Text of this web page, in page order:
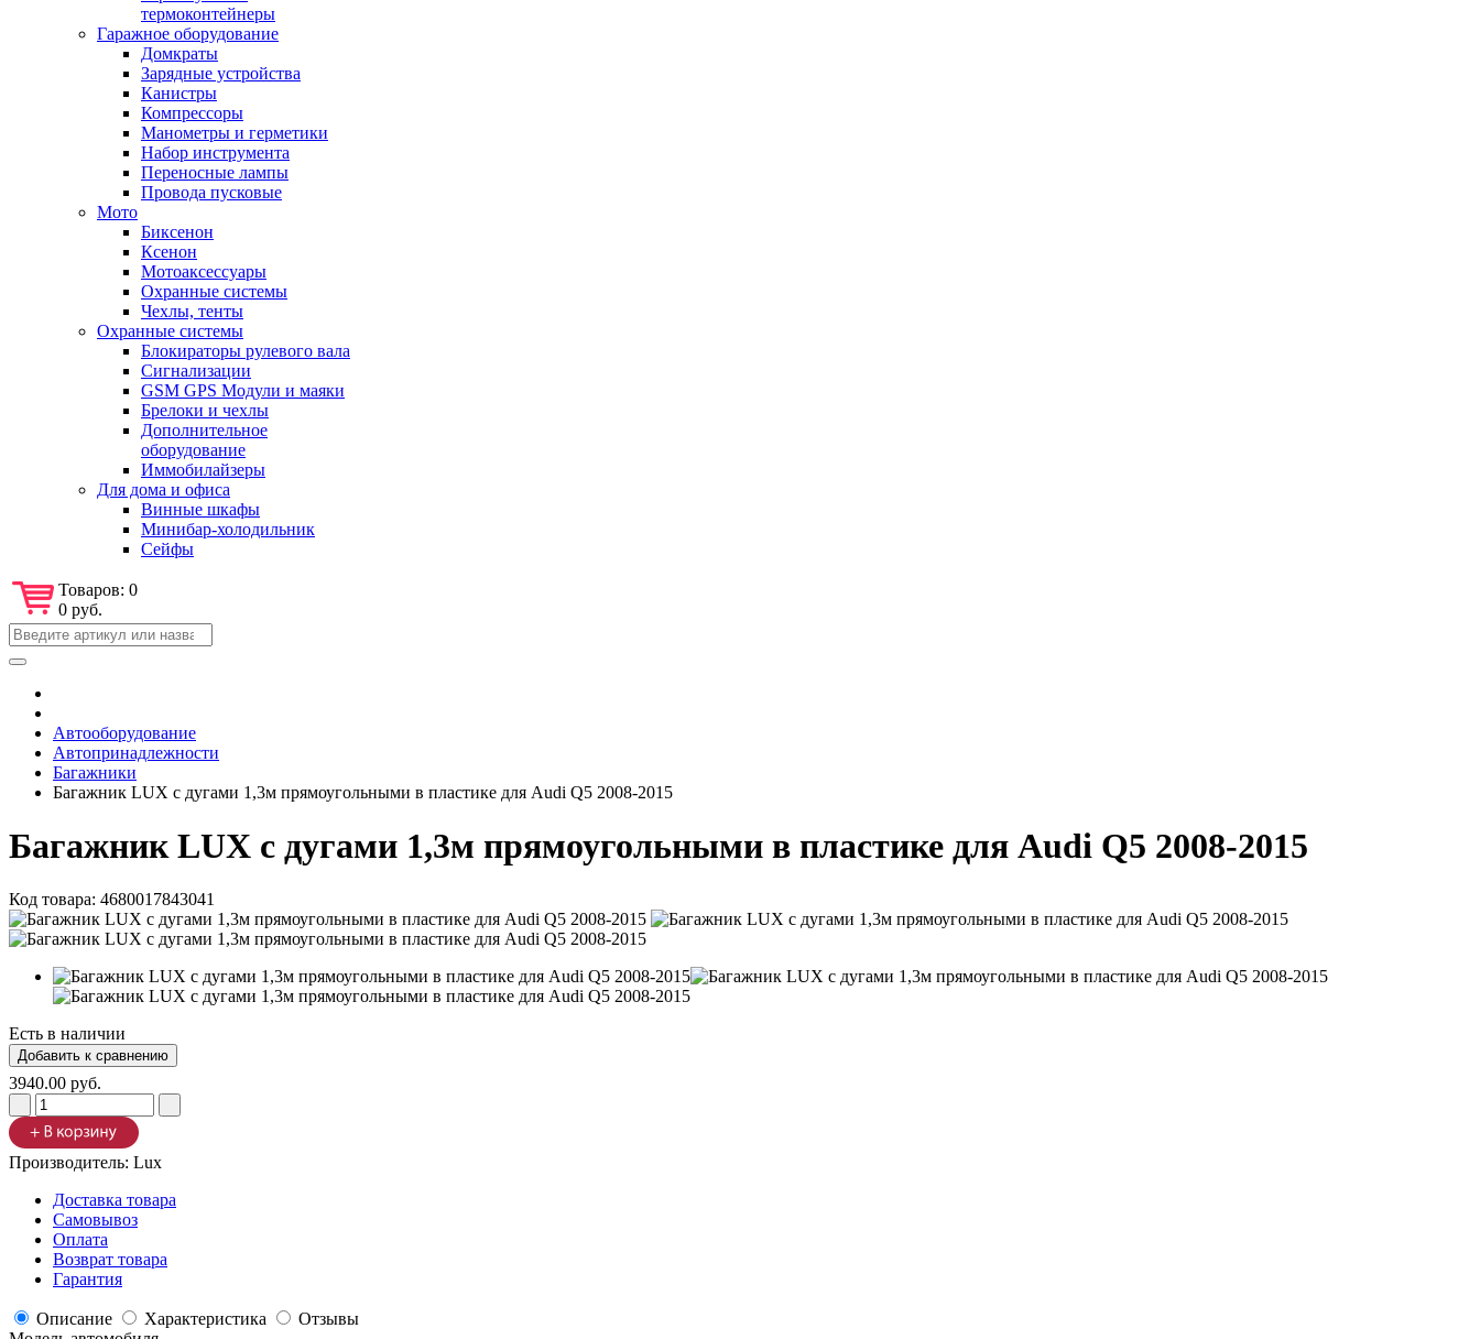
термоконтейнеры
Гаражное оборудование
Домкраты
Зарядные устройства
Канистры
Компрессоры
Манометры и герметики
Набор инструмента
Переносные лампы
Провода пусковые
Мото
Биксенон
Ксенон
Мотоаксессуары
Охранные системы
Чехлы, тенты
Охранные системы
Блокираторы рулевого вала
Сигнализации
GSM GPS Модули и маяки
Брелоки и чехлы
Дополнительное
оборудование
Иммобилайзеры
Для дома и офиса
Винные шкафы
Минибар-холодильник
Сейфы
Товаров: 0
0 руб.
Автооборудование
Автопринадлежности
Багажники
Багажник LUX с дугами 1,3м прямоугольными в пластике для Audi Q5 2008-2015
Багажник LUX с дугами 1,3м прямоугольными в пластике для Audi Q5 2008-2015
Код товара: 4680017843041
Есть в наличии
3940.00 руб.
Производитель: Lux
Доставка товара
Самовывоз
Оплата
Возврат товара
Гарантия
Описание Характеристика
Отзывы